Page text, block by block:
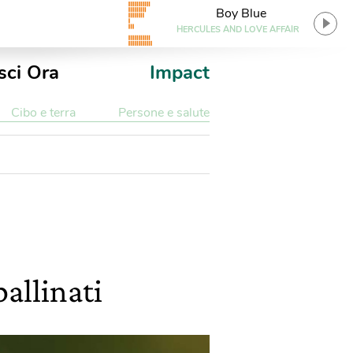
Boy Blue
HERCULES AND LOVE AFFAIR
Ora Impact
Cibo e terra Persone e salute